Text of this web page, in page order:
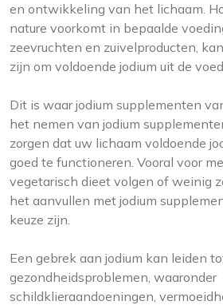
en ontwikkeling van het lichaam.
nature voorkomt in bepaalde
zeevruchten en zuivelproducten,
zijn om voldoende jodium uit de
Dit is waar jodium supplementen
het nemen van jodium
zorgen dat uw lichaam voldoende
goed te functioneren. Vooral voor
vegetarisch dieet volgen of weinig
het aanvullen met jodium
keuze zijn.
Een gebrek aan jodium kan leiden
gezondheidsproblemen, waaronder
schildklieraandoeningen,